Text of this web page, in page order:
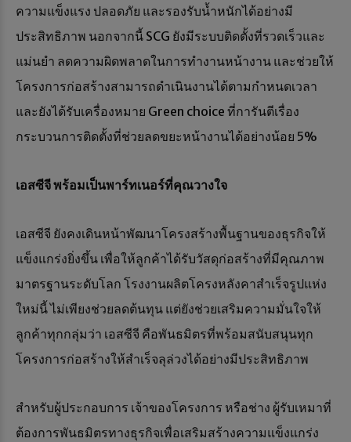
ความแข็งแรง ปลอดภัย และรองรับน้ำหนักได้อย่างมี
ประสิทธิภาพ นอกจากนี้ SCG ยังมีระบบติดตั้งที่รวดเร็วและ
แม่นยำ ลดความผิดพลาดในการทำงานหน้างาน และช่วยให้
โครงการก่อสร้างสามารถดำเนินงานได้ตามกำหนดเวลา
และยังได้รับเครื่องหมาย Green choice ที่การันตีเรื่อง
กระบวนการติดตั้งที่ช่วยลดขยะหน้างานได้อย่างน้อย 5%
เอสซีจีพร้อมเป็นพาร์ทเนอร์ที่คุณวางใจ
เอสซีจี ยังคงเดินหน้าพัฒนาโครงสร้างพื้นฐานของธุรกิจให้
แข็งแกร่งยิ่งขึ้น เพื่อให้ลูกค้าได้รับวัสดุก่อสร้างที่มีคุณภาพ
มาตรฐานระดับโลก โรงงานผลิตโครงหลังคาสำเร็จรูปแห่ง
ใหม่นี้ ไม่เพียงช่วยลดต้นทุน แต่ยังช่วยเสริมความมั่นใจให้
ลูกค้าทุกกลุ่มว่า เอสซีจี คือพันธมิตรที่พร้อมสนับสนุนทุก
โครงการก่อสร้างให้สำเร็จลุล่วงได้อย่างมีประสิทธิภาพ
สำหรับผู้ประกอบการ เจ้าของโครงการ หรือช่าง ผู้รับเหมาที่
ต้องการพันธมิตรทางธุรกิจเพื่อเสริมสร้างความแข็งแกร่ง